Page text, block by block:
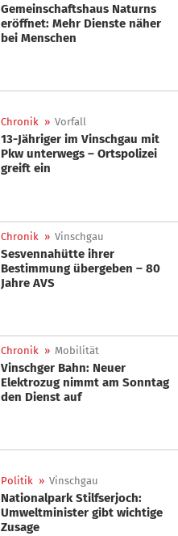
Gemeinschaftshaus Naturns
eröffnet: Mehr Dienste näher
bei Menschen
Chronik » Vorfall
13-Jähriger im Vinschgau mit
Pkw unterwegs – Ortspolizei
greift ein
Chronik » Vinschgau
Sesvennahütte ihrer
Bestimmung übergeben – 80
Jahre AVS
Chronik » Mobilität
Vinschger Bahn: Neuer
Elektrozug nimmt am Sonntag
den Dienst auf
Politik » Vinschgau
Nationalpark Stilfserjoch:
Umweltminister gibt wichtige
Zusage